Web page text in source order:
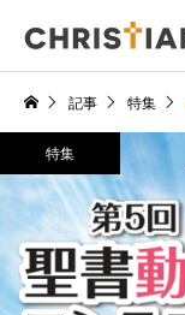
記事 特集
特集